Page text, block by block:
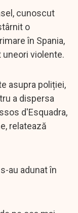
cunoscut
o
în Spania,
violente.
asupra poliției,
a dispersa
d'Esquadra,
relatează
au adunat în